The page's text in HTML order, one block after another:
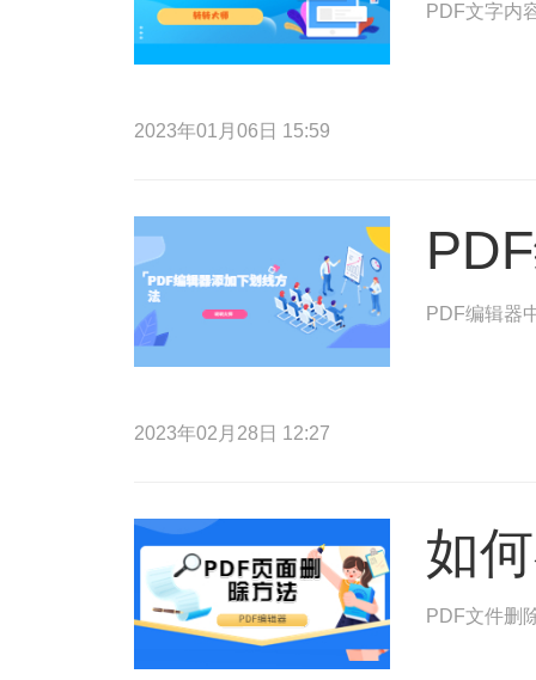
PDF文字内
2023年01月06日 15:59
PDF编辑器
2023年02月28日 12:27
如
PDF文件删